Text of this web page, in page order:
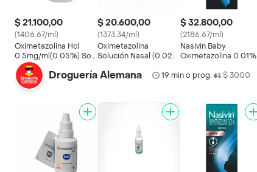
$ 21.100,00
(1406.67/ml)
Oximetazolina Hcl
0.5mg/ml(0.05%) Sol
Nas Frasco X 15ml Mk
$ 20.600,00
(1373.34/ml)
Oximetazolina
Solución Nasal (0.025
$ 32.800,00
(2186.67/ml)
Nasivin Baby
Oximetazolina 0.01%
mL
Droguería Alemana 19 min o prog.• $ 3000